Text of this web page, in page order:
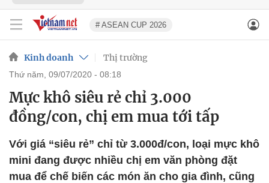
# ASEAN CUP 2026
Kinh doanh Thị trường
thứ năm, 09/07/2020 - 08:18
Mực khô siêu rẻ chỉ 3.000
đồng/con, chị em mua tới tấp
Với giá “siêu rẻ” chỉ từ 3.000đ/con, loại mực khô
mini đang được nhiều chị em văn phòng đặt
mua để chế biến các món ăn cho gia đình, cũng